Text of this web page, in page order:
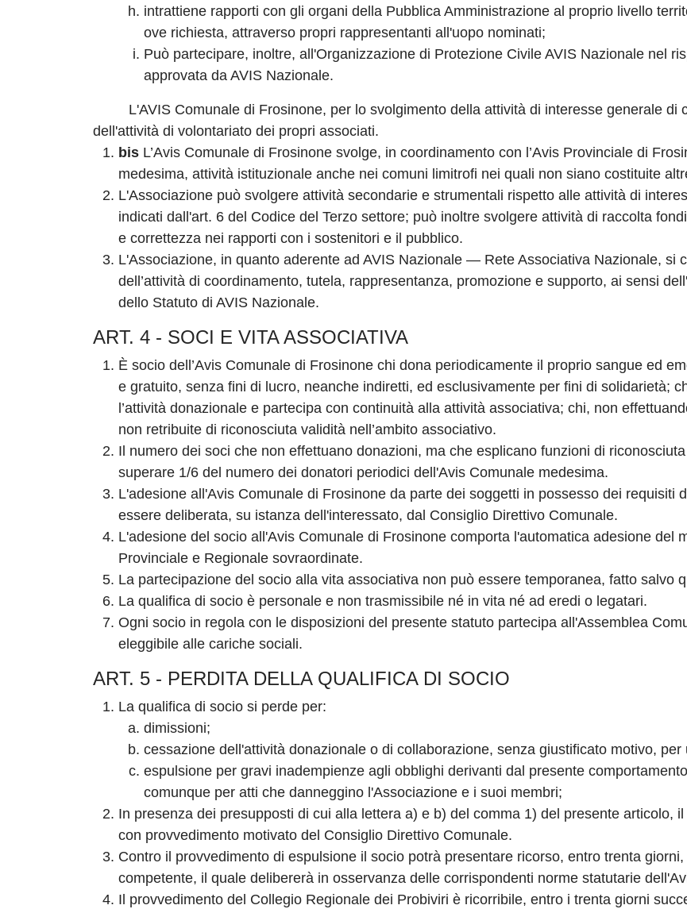
intrattiene rapporti con gli organi della Pubblica Amministrazione al proprio livello
ove richiesta, attraverso propri rappresentanti all'uopo nominati;
Può partecipare, inoltre, all'Organizzazione di Protezione Civile AVIS Nazionale nel
approvata da AVIS Nazionale.
L'AVIS Comunale di Frosinone, per lo svolgimento della attività di interesse generale di
dell'attività di volontariato dei propri associati.
bis L’Avis Comunale di Frosinone svolge, in coordinamento con l’Avis Provinciale di
medesima, attività istituzionale anche nei comuni limitrofi nei quali non siano costituite
L'Associazione può svolgere attività secondarie e strumentali rispetto alle attività di
indicati dall'art. 6 del Codice del Terzo settore; può inoltre svolgere attività di raccolta
e correttezza nei rapporti con i sostenitori e il pubblico.
L'Associazione, in quanto aderente ad AVIS Nazionale — Rete Associativa Nazionale, si
dell’attività di coordinamento, tutela, rappresentanza, promozione e supporto, ai sensi
dello Statuto di AVIS Nazionale.
ART. 4 - SOCI E VITA ASSOCIATIVA
È socio dell’Avis Comunale di Frosinone chi dona periodicamente il proprio sangue ed
e gratuito, senza fini di lucro, neanche indiretti, ed esclusivamente per fini di solidarietà;
l’attività donazionale e partecipa con continuità alla attività associativa; chi, non
non retribuite di riconosciuta validità nell’ambito associativo.
Il numero dei soci che non effettuano donazioni, ma che esplicano funzioni di
superare 1/6 del numero dei donatori periodici dell'Avis Comunale medesima.
L'adesione all'Avis Comunale di Frosinone da parte dei soggetti in possesso dei requisiti
essere deliberata, su istanza dell'interessato, dal Consiglio Direttivo Comunale.
L'adesione del socio all'Avis Comunale di Frosinone comporta l'automatica adesione del
Provinciale e Regionale sovraordinate.
La partecipazione del socio alla vita associativa non può essere temporanea, fatto salvo
La qualifica di socio è personale e non trasmissibile né in vita né ad eredi o legatari.
Ogni socio in regola con le disposizioni del presente statuto partecipa all'Assemblea
eleggibile alle cariche sociali.
ART. 5 - PERDITA DELLA QUALIFICA DI SOCIO
La qualifica di socio si perde per:
dimissioni;
cessazione dell'attività donazionale o di collaborazione, senza giustificato motivo, per
espulsione per gravi inadempienze agli obblighi derivanti dal presente
comunque per atti che danneggino l'Associazione e i suoi membri;
In presenza dei presupposti di cui alla lettera a) e b) del comma 1) del presente articolo,
con provvedimento motivato del Consiglio Direttivo Comunale.
Contro il provvedimento di espulsione il socio potrà presentare ricorso, entro trenta
competente, il quale delibererà in osservanza delle corrispondenti norme statutarie
Il provvedimento del Collegio Regionale dei Probiviri è ricorribile, entro i trenta giorni